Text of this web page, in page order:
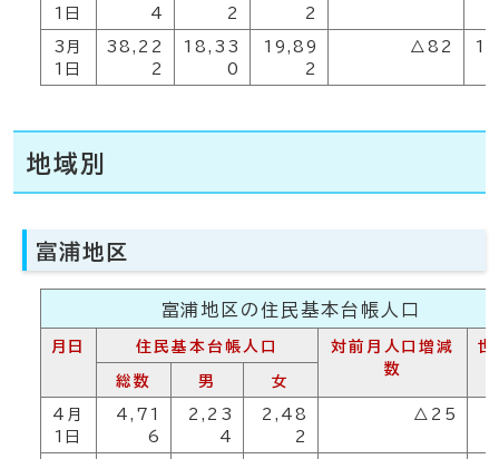
1日
4
2
2
3月
1日
38,22
2
18,33
0
19,89
2
△82
地域別
富浦地区
富浦地区の住民基本台帳人口
月日 住民基本台帳人口
対前月人口増減
数
世
総数 男 女
4月
1日
4,71
6
2,23
4
2,48
2
△25